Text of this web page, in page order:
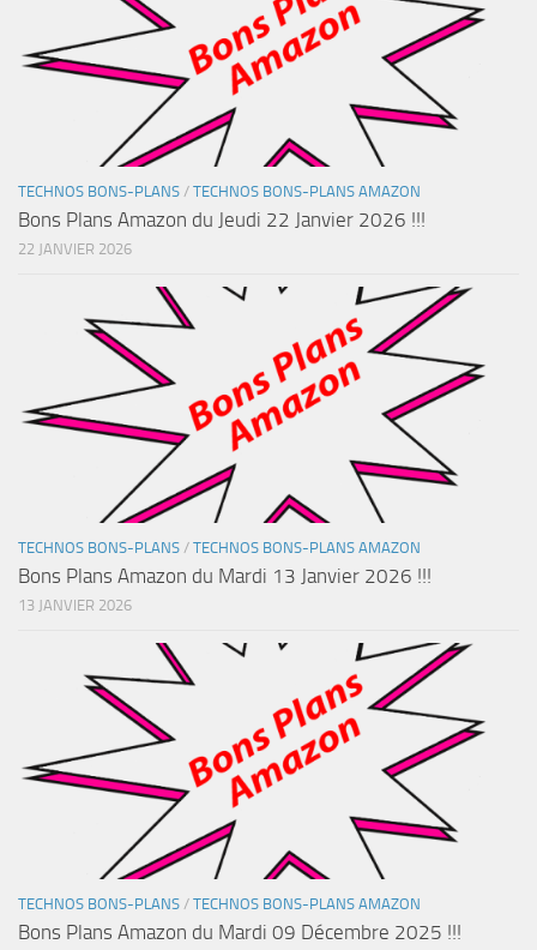
TECHNOS BONS-PLANS / TECHNOS BONS-PLANS AMAZON
Bons Plans Amazon du Jeudi 22 Janvier 2026 !!!
22 JANVIER 2026
TECHNOS BONS-PLANS / TECHNOS BONS-PLANS AMAZON
Bons Plans Amazon du Mardi 13 Janvier 2026 !!!
13 JANVIER 2026
TECHNOS BONS-PLANS / TECHNOS BONS-PLANS AMAZON
Bons Plans Amazon du Mardi 09 Décembre 2025 !!!